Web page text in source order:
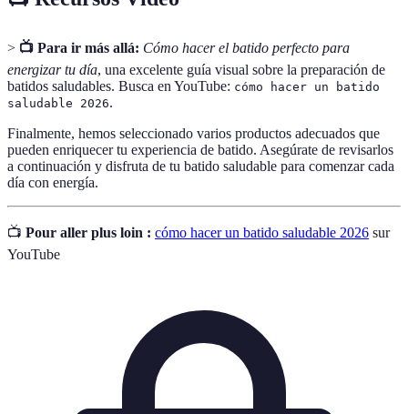
> 📺 Para ir más allá: Cómo hacer el batido perfecto para
energizar tu día, una excelente guía visual sobre la preparación de
batidos saludables. Busca en YouTube: cómo hacer un batido
saludable 2026.
Finalmente, hemos seleccionado varios productos adecuados que
pueden enriquecer tu experiencia de batido. Asegúrate de revisarlos
a continuación y disfruta de tu batido saludable para comenzar cada
día con energía.
📺 Pour aller plus loin : cómo hacer un batido saludable 2026 sur
YouTube